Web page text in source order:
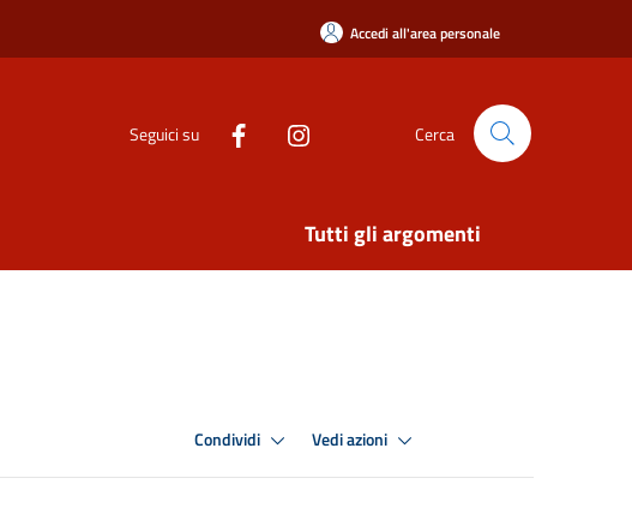
Accedi all'area personale
Seguici su Cerca
Tutti gli argomenti
Condividi Vedi azioni